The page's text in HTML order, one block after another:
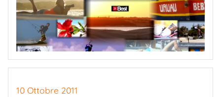
10 Ottobre 2011